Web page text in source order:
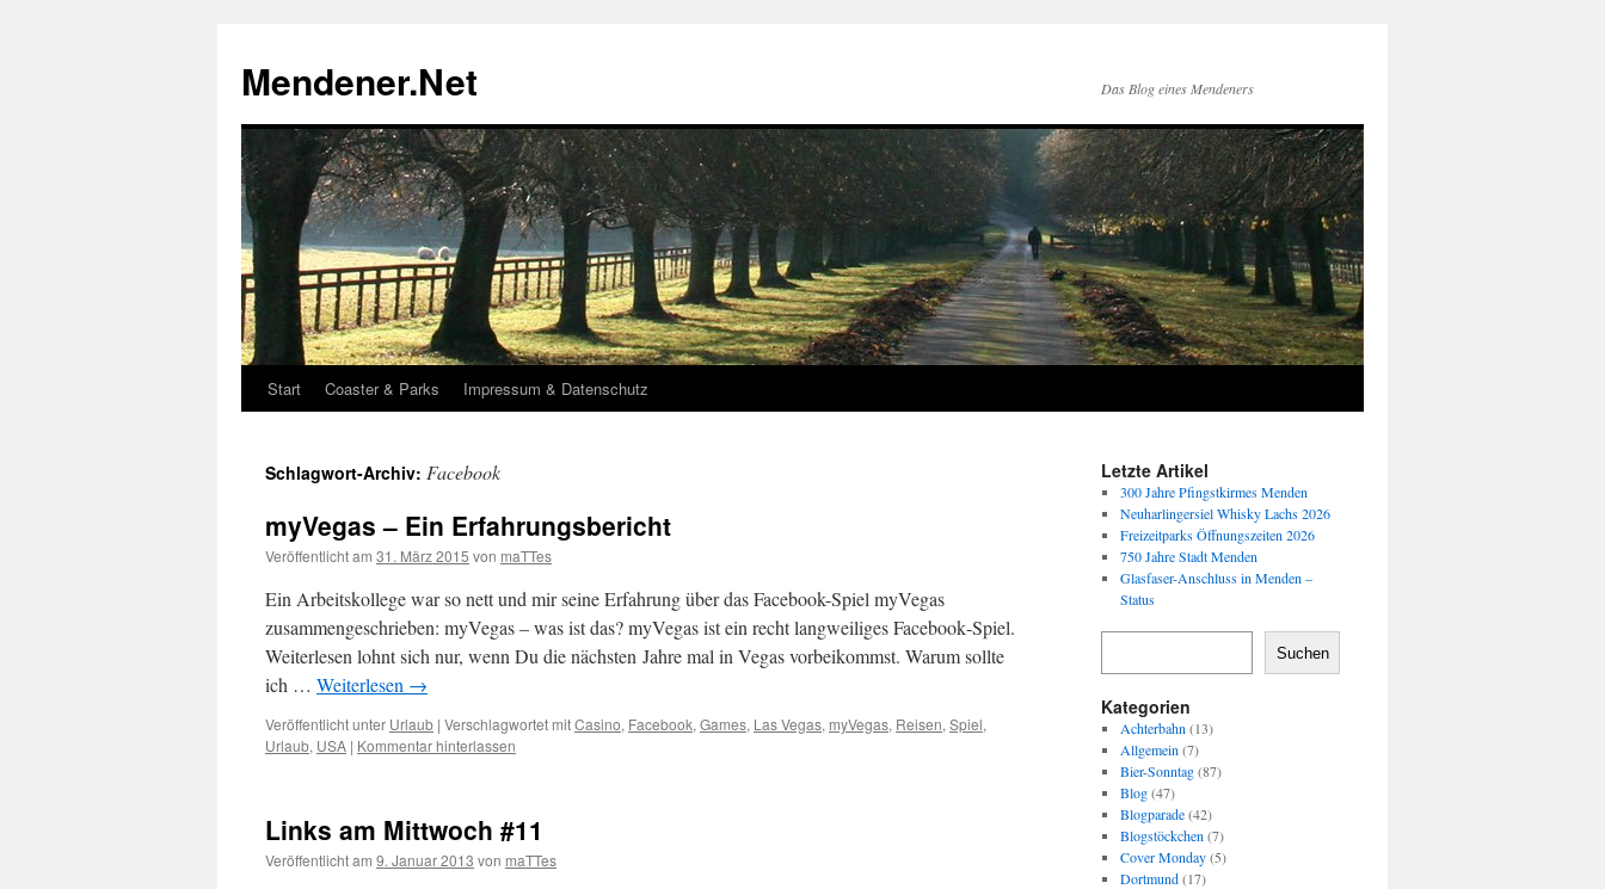
springen
Mendener.Net Das Blog eines Mendeners
Start Coaster & Parks Impressum & Datenschutz
Schlagwort-Archiv: Facebook
myVegas – Ein Erfahrungsbericht
Veröffentlicht am 31. März 2015 von maTTes
Ein Arbeitskollege war so nett und mir seine Erfahrung über das Facebook-Spiel myVegas
zusammengeschrieben: myVegas – was ist das? myVegas ist ein recht langweiliges Facebook‐Spiel.
Weiterlesen lohnt sich nur, wenn Du die nächsten Jahre mal in Vegas vorbeikommst. Warum sollte
ich … Weiterlesen →
Veröffentlicht unter Urlaub | Verschlagwortet mitCasino, Facebook, Games, Las Vegas, myVegas, Reisen, Spiel,
Urlaub, USA | Kommentar hinterlassen
Links am Mittwoch #11
Veröffentlicht am 9. Januar 2013 von maTTes
Letzte Artikel
300 Jahre Pfingstkirmes Menden
Neuharlingersiel Whisky Lachs 2026
Freizeitparks Öffnungszeiten 2026
750 Jahre Stadt Menden
Glasfaser-Anschluss in Menden –
Status
Suchen
Kategorien
Achterbahn (13)
Allgemein (7)
Bier-Sonntag(87)
Blog(47)
Blogparade(42)
Blogstöckchen (7)
Cover Monday(5)
Dortmund(17)